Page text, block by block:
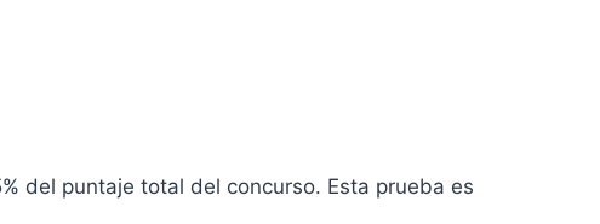
del puntaje total del concurso. Esta prueba es